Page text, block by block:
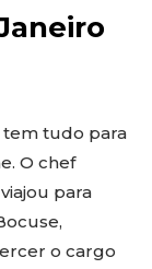
tem tudo para
O chef
para
o cargo